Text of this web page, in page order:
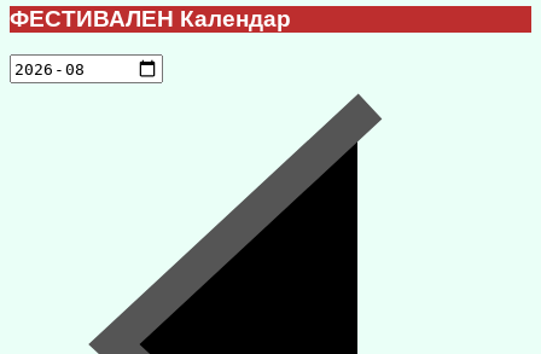
ФЕСТИВАЛЕН Календар